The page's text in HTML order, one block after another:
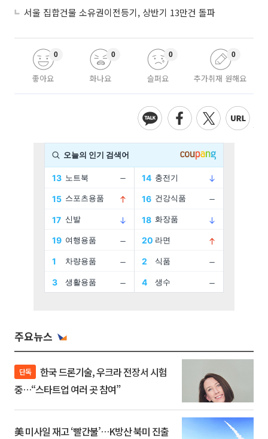
서울 집합건물 소유권이전등기, 상반기 13만건 돌파
좋아요
0
화나요
0
슬퍼요
0
추가취재 원해요
0
주요뉴스
단독
중…“스타트업 여러 곳 참여”
美 미사일 재고 ‘빨간불’…K방산 북미 진출